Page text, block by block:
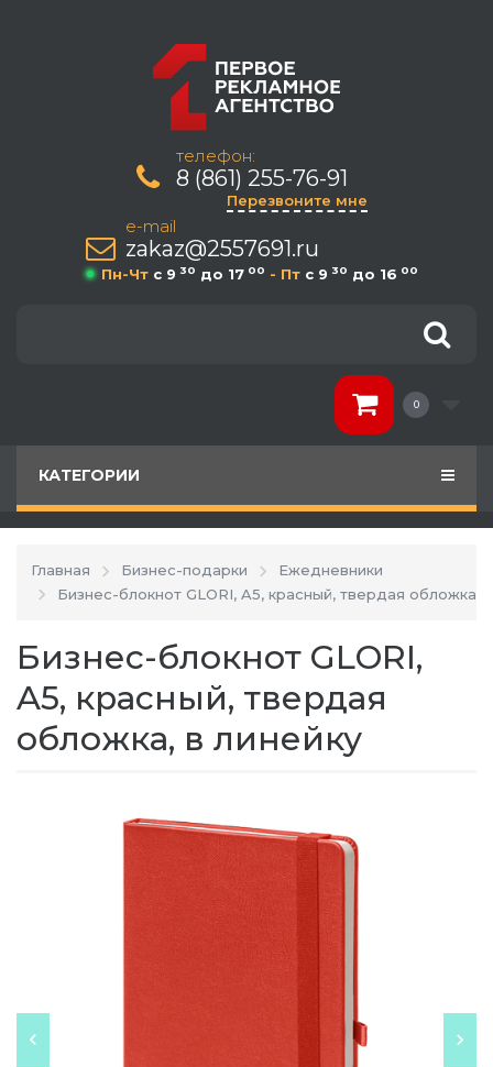
телефон:
8 (861) 255-76-91
Перезвоните мне
e-mail
zakaz@2557691.ru
Пн-Чт c 9 30 до 17 00 - Пт c 9 30 до 16 00
0
КАТЕГОРИИ
Главная Бизнес-подарки
Ежедневники
Бизнес-блокнот GLORI, A5, красный, твердая обложка,
Бизнес-блокнот GLORI,
A5, красный, твердая
обложка, в линейку